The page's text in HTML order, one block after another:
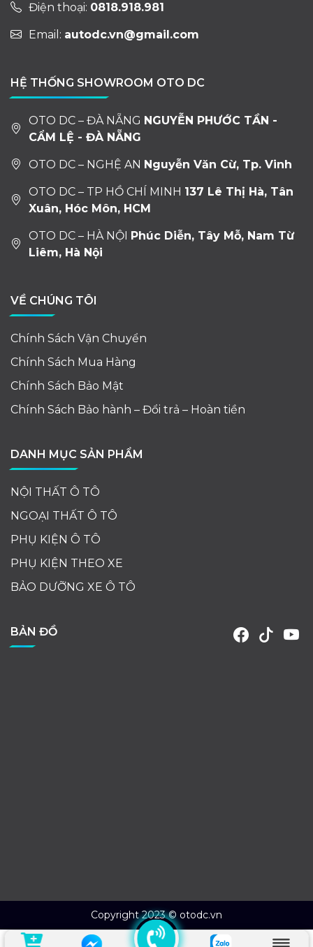
Điện thoại: 0818.918.981
Email: autodc.vn@gmail.com
HỆ THỐNG SHOWROOM OTO DC
OTO DC – ĐÀ NẴNG NGUYỄN PHƯỚC TẦN -
CẨM LỆ - ĐÀ NẴNG
OTO DC – NGHỆ AN Nguyễn Văn Cừ, Tp. Vinh
OTO DC – TP HỒ CHÍ MINH 137 Lê Thị Hà, Tân
Xuân, Hóc Môn, HCM
OTO DC – HÀ NỘI
Phúc Diễn, Tây Mỗ, Nam Từ
Liêm, Hà Nội
VỀ CHÚNG TÔI
Chính Sách Vận Chuyển
Chính Sách Mua Hàng
Chính Sách Bảo Mật
Chính Sách Bảo hành – Đổi trả – Hoàn tiền
DANH MỤC SẢN PHẨM
NỘI THẤT Ô TÔ
NGOẠI THẤT Ô TÔ
PHỤ KIỆN Ô TÔ
PHỤ KIỆN THEO XE
BẢO DƯỠNG XE Ô TÔ
BẢN ĐỒ
Copyright 2023 © otodc.vn